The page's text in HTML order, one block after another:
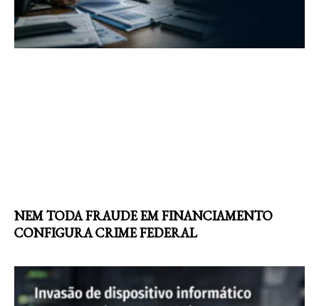
NEM TODA FRAUDE EM FINANCIAMENTO
CONFIGURA CRIME FEDERAL